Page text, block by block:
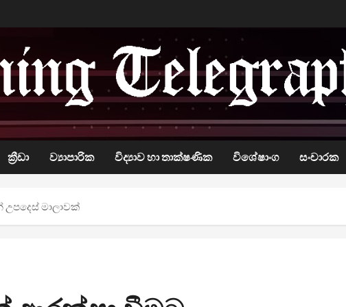
ක්‍රීඩා ව්‍යාපාරික විද්‍යාව හා තාක්ෂණික විශේෂාංග සංචාරක
මාලාවක්